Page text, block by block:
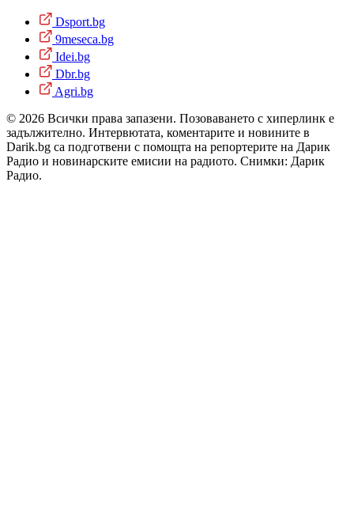
Dsport.bg
9meseca.bg
Idei.bg
Dbr.bg
Agri.bg
© 2026 Всички права запазени. Позоваването с хиперлинк е
задължително. Интервютата, коментарите и новините в
Darik.bg са подготвени с помощта на репортерите на Дарик
Радио и новинарските емисии на радиото. Снимки: Дарик
Радио.